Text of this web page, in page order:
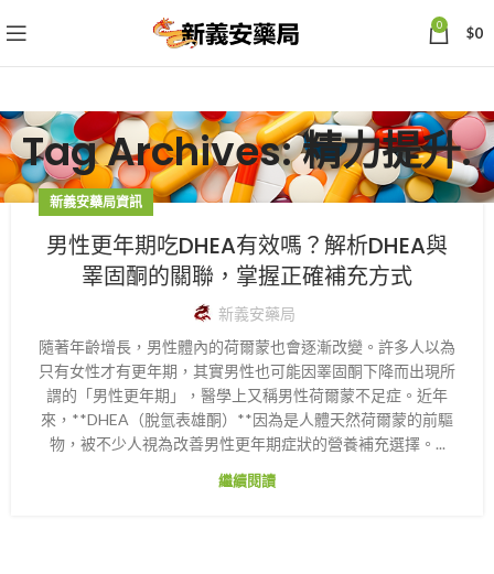
0 $0
Tag Archives: 精力提升.
新義安藥局資訊
男性更年期吃DHEA有效嗎？解析DHEA與
睪固酮的關聯，掌握正確補充方式
新義安藥局
隨著年齡增長，男性體內的荷爾蒙也會逐漸改變。許多人以為
只有女性才有更年期，其實男性也可能因睪固酮下降而出現所
謂的「男性更年期」，醫學上又稱男性荷爾蒙不足症。近年
來，**DHEA（脫氫表雄酮）**因為是人體天然荷爾蒙的前驅
物，被不少人視為改善男性更年期症狀的營養補充選擇。...
繼續閱讀